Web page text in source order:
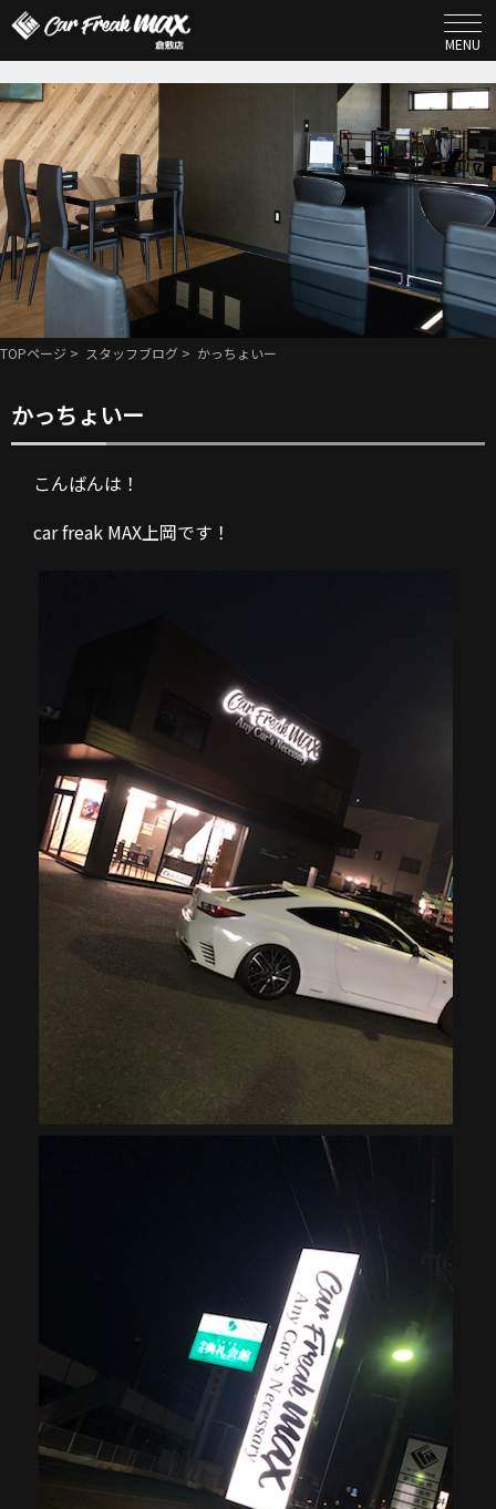
MENU
TOPページ > スタッフブログ > かっちょいー
かっちょいー
こんばんは！
car freak MAX上岡です！